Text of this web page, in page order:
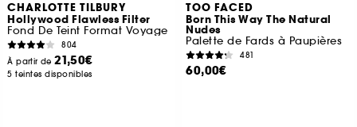
CHARLOTTE TILBURY
Hollywood Flawless Filter
Fond De Teint Format Voyage
804
À partir de21,50€
5 teintes disponibles
TOO FACED
Born This Way The Natural
Nudes
Palette de Fards à Paupières
481
60,00€